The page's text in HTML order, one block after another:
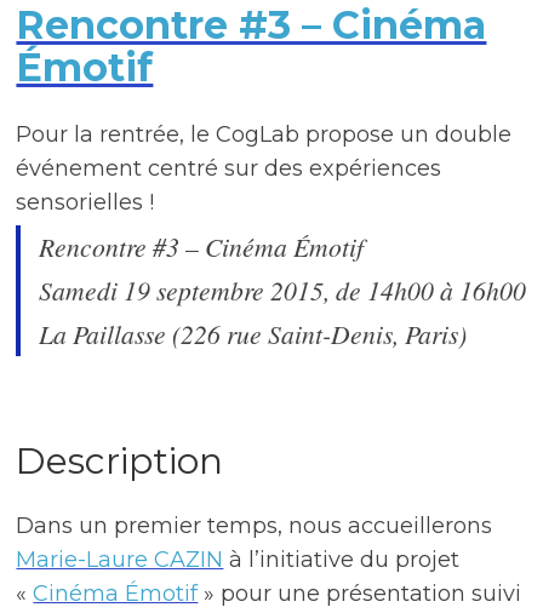
Rencontre #3 – Cinéma
Émotif
Pour la rentrée, le CogLab propose un double
événement centré sur des expériences
sensorielles !
Rencontre #3 – Cinéma Émotif
Samedi 19 septembre 2015, de 14h00 à 16h00
La Paillasse (226 rue Saint-Denis, Paris)
Description
Dans un premier temps, nous accueillerons
Marie-Laure CAZIN à l’initiative du projet
«Cinéma Émotif» pour une présentation suivi